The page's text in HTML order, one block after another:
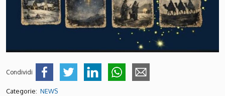
Condividi
Categorie: NEWS